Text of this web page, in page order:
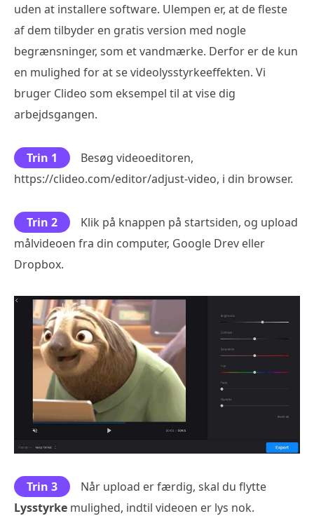
uden at installere software. Ulempen er, at de fleste
af dem tilbyder en gratis version med nogle
begrænsninger, som et vandmærke. Derfor er de kun
en mulighed for at se videolysstyrkeeffekten. Vi
bruger Clideo som eksempel til at vise dig
arbejdsgangen.
Trin 1
Besøg videoeditoren,
https://clideo.com/editor/adjust-video, i din browser.
Trin 2
Klik på knappen på startsiden, og upload
målvideoen fra din computer, Google Drev eller
Dropbox.
Trin 3
Når upload er færdig, skal du flytte
Lysstyrke mulighed, indtil videoen er lys nok.